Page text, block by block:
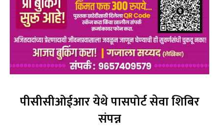
पीसीसीओईआर येथे पासपोर्ट सेवा शिबिर
संपन्न